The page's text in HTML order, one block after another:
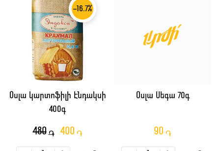
-16.7%
Օսլա կարտոֆիլի Էնդակսի
400գ
480 ֏ 400 ֏
Օսլա Սեգա 70գ
90 ֏